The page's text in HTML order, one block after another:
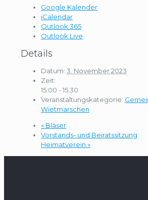
Google Kalender
iCalendar
Outlook 365
Outlook Live
Details
Datum: 3. November 2023
Zeit:
15:00 - 15:30
Veranstaltungskategorie:
Wietmarschen
« Bläser
Vorstands- und Beiratssitzung
Heimatverein »